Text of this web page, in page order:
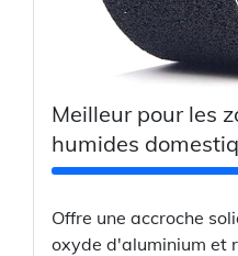
Meilleur pour les
humides
Offre une accroche
oxyde d'aluminium et